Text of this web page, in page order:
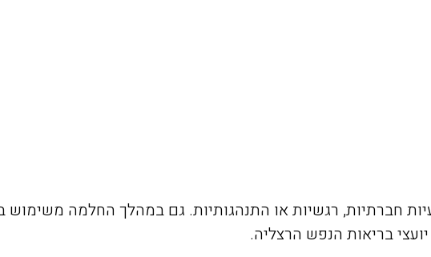
חברתיות, רגשיות או התנהגותיות. גם במהלך החלמה
בריאות הנפש הרצליה.